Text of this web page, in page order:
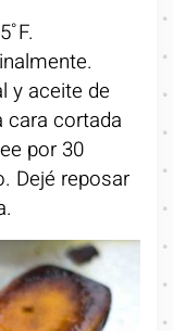
y aceite de
cara cortada
por 30
Dejé reposar